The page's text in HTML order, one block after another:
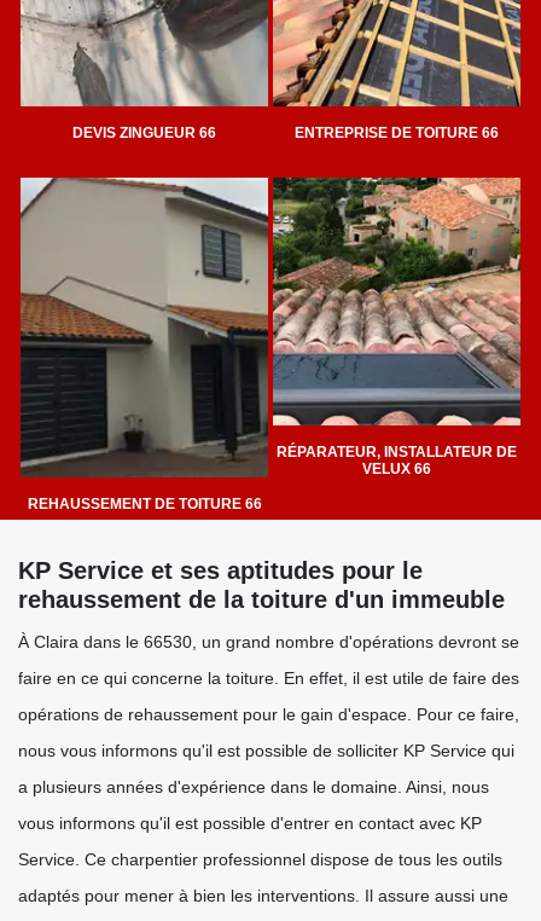
DEVIS ZINGUEUR 66 ENTREPRISE DE TOITURE 66
REHAUSSEMENT DE TOITURE 66
RÉPARATEUR, INSTALLATEUR DE
VELUX 66
KP Service et ses aptitudes pour le
rehaussement de la toiture d'un immeuble
À Claira dans le 66530, un grand nombre d'opérations devront se
faire en ce qui concerne la toiture. En effet, il est utile de faire des
opérations de rehaussement pour le gain d'espace. Pour ce faire,
nous vous informons qu'il est possible de solliciter KP Service qui
a plusieurs années d'expérience dans le domaine. Ainsi, nous
vous informons qu'il est possible d'entrer en contact avec KP
Service. Ce charpentier professionnel dispose de tous les outils
adaptés pour mener à bien les interventions. Il assure aussi une